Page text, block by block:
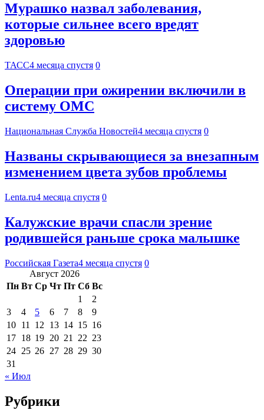
Мурашко назвал заболевания,
которые сильнее всего вредят
здоровью
ТАСС4 месяца спустя 0
Операции при ожирении включили в
систему ОМС
Национальная Служба Новостей4 месяца спустя 0
Названы скрывающиеся за внезапным
изменением цвета зубов проблемы
Lenta.ru4 месяца спустя 0
Калужские врачи спасли зрение
родившейся раньше срока малышке
Российская Газета4 месяца спустя 0
Август 2026
Пн Вт Ср Чт Пт Сб Вс
1
2
3
4 5 6 7 8
9
10 11 12 13 14 15 16
17 18 19 20 21 22 23
24 25 26 27 28 29 30
31
« Июл
Рубрики